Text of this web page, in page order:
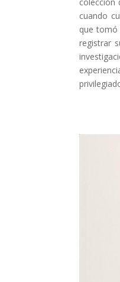
cuando
que tomó
registrar